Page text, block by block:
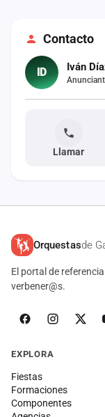
Contacto
ID Iván
Llamar
Orquestasde
El portal de
verbener@s.
EXPLORA
Fiestas
Formaciones
Componentes